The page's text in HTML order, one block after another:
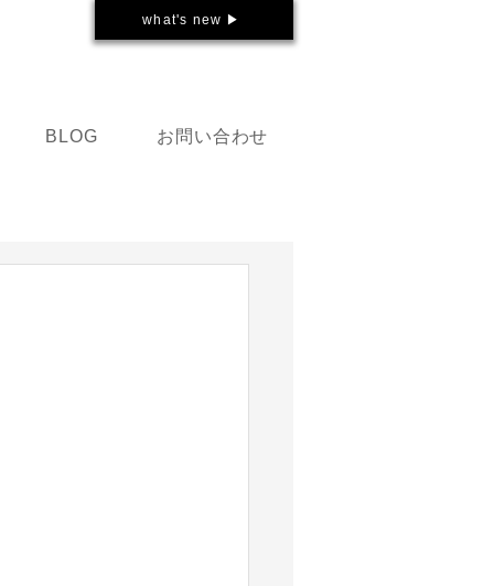
what's new ▶
BLOG お問い合わせ